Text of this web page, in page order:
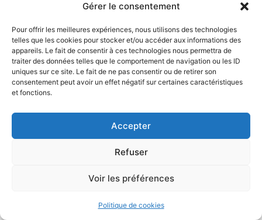
Gérer le consentement
Pour offrir les meilleures expériences, nous utilisons des technologies
telles que les cookies pour stocker et/ou accéder aux informations des
appareils. Le fait de consentir à ces technologies nous permettra de
traiter des données telles que le comportement de navigation ou les ID
uniques sur ce site. Le fait de ne pas consentir ou de retirer son
consentement peut avoir un effet négatif sur certaines caractéristiques
et fonctions.
Accepter
Refuser
Voir les préférences
Politique de cookies
Suivez-nous !
Espace
presse
Mentions légales
Plan du site
Politique Cookies (UE)